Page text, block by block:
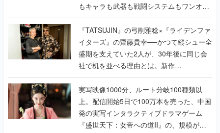
もキャラも武器も戦闘システムもワンオフ
で作り込まれた理由を両ディレクターに聞
く
『TATSUJIN』の弓削雅稔×『ライデンファ
イターズ』の齋藤貴幸──かつて縦シュー全
盛期を支えていた2人が、30年後に同じ会
社で机を並べる理由とは。新作
『TATSUJIN EXTREME』で初タッグを組
んだレジェンド2人に訊く開発秘話
実写映像1000分、ルート分岐100種類以
上。配信開始5日で100万本を売った、中国
発の実写インタラクティブドラマゲーム
『盛世天下：女帝への道II』の、規模が違